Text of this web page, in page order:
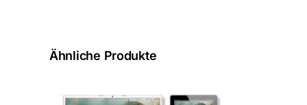
Ähnliche Produkte